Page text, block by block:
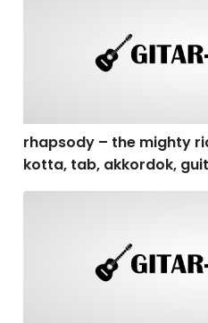
rhapsody – the mighty
kotta, tab, akkordok,